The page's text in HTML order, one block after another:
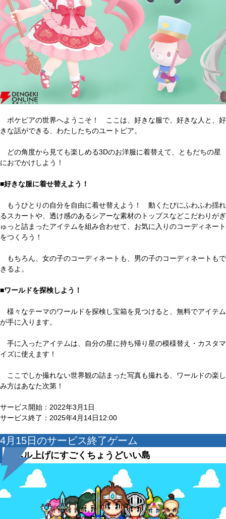
ポケピアの世界へようこそ！ ここは、好きな服で、好きな人と、好
きな話ができる、わたしたちのユートピア。
どの角度から見ても楽しめる3Dのお洋服に着替えて、ともだちの星
におでかけしよう！
■好きな服に着せ替えよう！
もうひとりの自分を自由に着せ替えよう！ 動くたびにふわふわ揺れ
るスカートや、透け感のあるシアーな素材のトップスなどこだわりがぎ
ゅっと詰まったアイテムを組み合わせて、お気に入りのコーディネート
をつくろう！
もちろん、女の子のコーディネートも、男の子のコーディネートもで
きるよ。
■ワールドを探検しよう！
様々なテーマのワールドを探検し宝箱を見つけると、無料でアイテム
が手に入ります。
手に入ったアイテムは、自分の星に持ち帰り星の模様替え・カスタマ
イズに使えます！
ここでしか撮れない世界観の詰まった写真も撮れる、ワールドの楽し
み方はあなた次第！
サービス開始：2022年3月1日
サービス終了：2025年4月14日12:00
4月15日のサービス終了ゲーム
レベル上げにすごくちょうどいい島